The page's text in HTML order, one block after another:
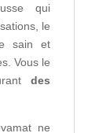
qui
le
sain et
Vous le
des
ne